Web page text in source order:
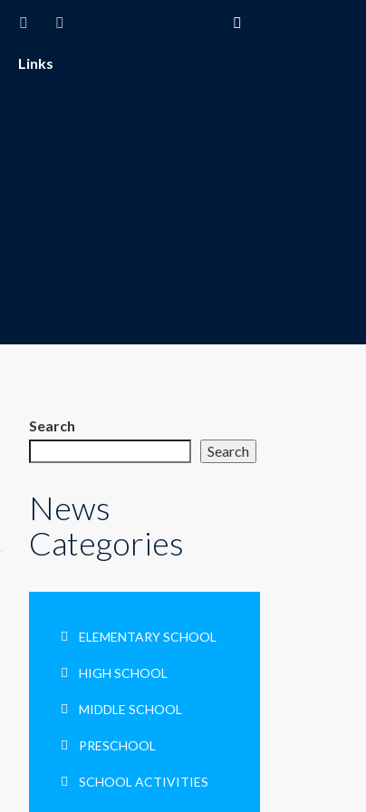
Links
Search
Search
News
Categories
ELEMENTARY SCHOOL
HIGH SCHOOL
MIDDLE SCHOOL
PRESCHOOL
SCHOOL ACTIVITIES